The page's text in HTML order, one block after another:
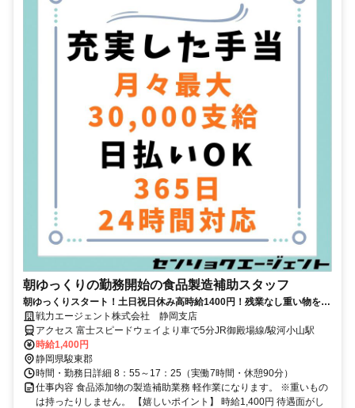
朝ゆっくりの勤務開始の食品製造補助スタッフ
朝ゆっくりスタート！土日祝日休み高時給1400円！残業なし重い物を持
ったりの業務はありません。
戦力エージェント株式会社 静岡支店
アクセス 富士スピードウェイより車で5分JR御殿場線/駿河小山駅
時給1,400円
静岡県駿東郡
時間・勤務日詳細 8：55～17：25（実働7時間・休憩90分）
仕事内容 食品添加物の製造補助業務 軽作業になります。 ※重いもの
は持ったりしません。 【嬉しいポイント】 時給1,400円 待遇面がし